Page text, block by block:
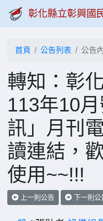
彰化縣立彰興國
首頁 公告列表 公告
轉知：彰
113年10
訊」月刊
讀連結，
使用~~!!!
上一則公告 下一則公